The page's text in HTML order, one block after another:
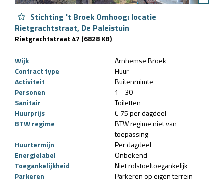
Stichting 't Broek Omhoog: locatie
Rietgrachtstraat, De Paleistuin
Rietgrachtstraat 47 (6828 KB)
Wijk
Arnhemse Broek
Contract type
Huur
Activiteit
Buitenruimte
Personen
1 - 30
Sanitair
Toiletten
Huurprijs
€ 75 per dagdeel
BTW regime
BTW regime niet van
toepassing
Huurtermijn
Per dagdeel
Energielabel
Onbekend
Toegankelijkheid
Niet rolstoeltoegankelijk
Parkeren
Parkeren op eigen terrein